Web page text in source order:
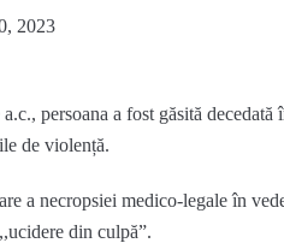
2023
persoana a fost găsită
de violență.
a necropsiei medico-legale în
din culpă”.